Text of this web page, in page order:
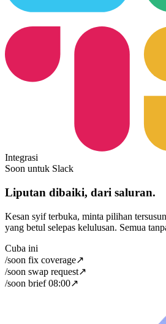
Integrasi
Soon untuk Slack
Liputan dibaiki, dari saluran.
Kesan syif terbuka, minta pilihan
yang betul selepas kelulusan. Semua
Cuba ini
/soon fix coverage↗
/soon swap request↗
/soon brief 08:00↗